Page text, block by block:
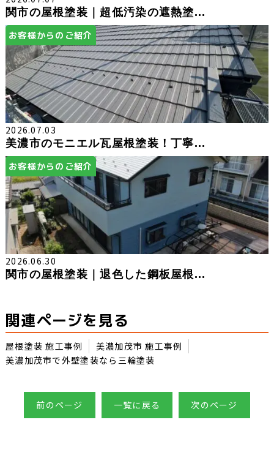
関市の屋根塗装｜超低汚染の遮熱塗...
お客様からのご紹介
2026.07.03
美濃市のモニエル瓦屋根塗装！丁寧...
お客様からのご紹介
2026.06.30
関市の屋根塗装｜退色した鋼板屋根...
関連ページを見る
屋根塗装 施工事例
美濃加茂市 施工事例
美濃加茂市で外壁塗装なら三輪塗装
前のページ 一覧に戻る 次のページ